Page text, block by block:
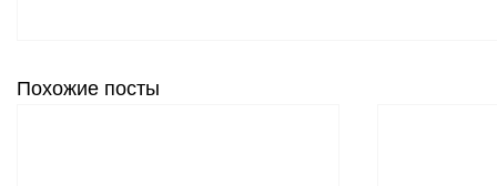
Похожие посты